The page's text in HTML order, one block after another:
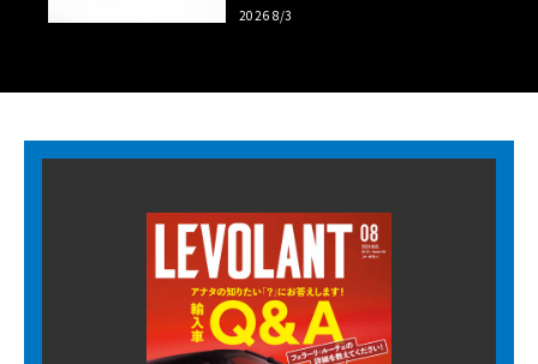
2026 8/3